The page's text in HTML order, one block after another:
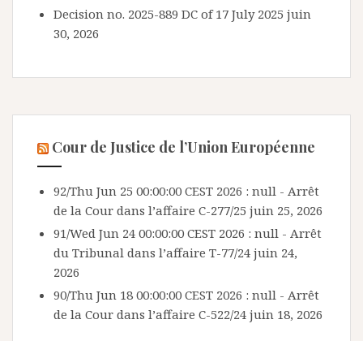
Decision no. 2025-889 DC of 17 July 2025 juin
30, 2026
Cour de Justice de l’Union Européenne
92/Thu Jun 25 00:00:00 CEST 2026 : null - Arrêt
de la Cour dans l’affaire C-277/25 juin 25, 2026
91/Wed Jun 24 00:00:00 CEST 2026 : null - Arrêt
du Tribunal dans l’affaire T-77/24 juin 24,
2026
90/Thu Jun 18 00:00:00 CEST 2026 : null - Arrêt
de la Cour dans l’affaire C-522/24 juin 18, 2026